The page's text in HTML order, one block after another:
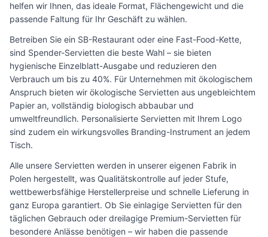
helfen wir Ihnen, das ideale Format, Flächengewicht und die
passende Faltung für Ihr Geschäft zu wählen.
Betreiben Sie ein SB-Restaurant oder eine Fast-Food-Kette,
sind Spender-Servietten die beste Wahl – sie bieten
hygienische Einzelblatt-Ausgabe und reduzieren den
Verbrauch um bis zu 40%. Für Unternehmen mit ökologischem
Anspruch bieten wir ökologische Servietten aus ungebleichtem
Papier an, vollständig biologisch abbaubar und
umweltfreundlich. Personalisierte Servietten mit Ihrem Logo
sind zudem ein wirkungsvolles Branding-Instrument an jedem
Tisch.
Alle unsere Servietten werden in unserer eigenen Fabrik in
Polen hergestellt, was Qualitätskontrolle auf jeder Stufe,
wettbewerbsfähige Herstellerpreise und schnelle Lieferung in
ganz Europa garantiert. Ob Sie einlagige Servietten für den
täglichen Gebrauch oder dreilagige Premium-Servietten für
besondere Anlässe benötigen – wir haben die passende